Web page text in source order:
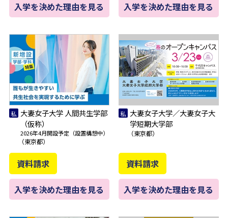
入学を決めた理由を見る 入学を決めた理由を見る
大妻女子大学 人間共生学部
（仮称）
2026年4月開設予定（設置構想中）
（東京都）
資料請求
入学を決めた理由を見る
大妻女子大学／大妻女子大
学短期大学部
（東京都）
資料請求
入学を決めた理由を見る